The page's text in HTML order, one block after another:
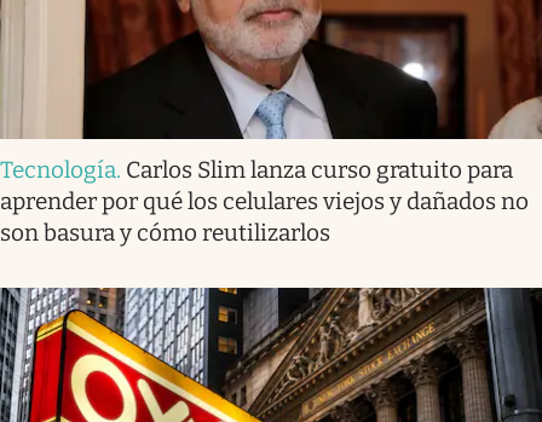
Tecnología. Carlos Slim lanza curso gratuito para
aprender por qué los celulares viejos y dañados no
son basura y cómo reutilizarlos